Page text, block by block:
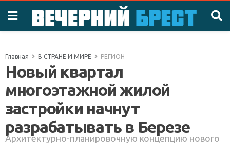
Главная В СТРАНЕ И МИРЕ РЕГИОН
Новый квартал
многоэтажной жилой
застройки начнут
разрабатывать в Березе
Архитектурно-планировочную концепцию нового